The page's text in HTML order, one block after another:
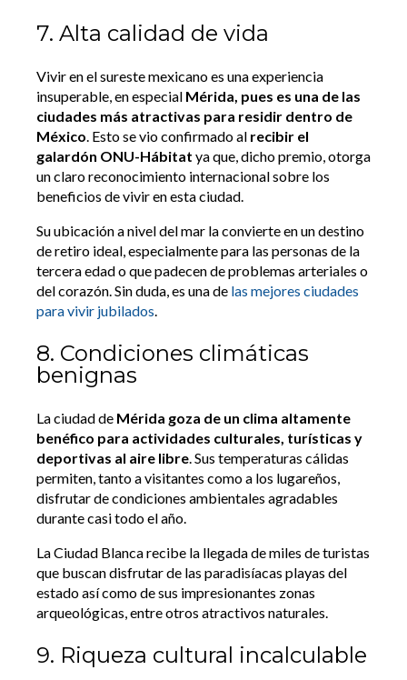
7. Alta calidad de vida
Vivir en el sureste mexicano es una experiencia
insuperable, en especial Mérida, pues es una de las
ciudades más atractivas para residir dentro de
México. Esto se vio confirmado al recibir el
galardón ONU-Hábitat ya que, dicho premio, otorga
un claro reconocimiento internacional sobre los
beneficios de vivir en esta ciudad.
Su ubicación a nivel del mar la convierte en un destino
de retiro ideal, especialmente para las personas de la
tercera edad o que padecen de problemas arteriales o
del corazón. Sin duda, es una de las mejores ciudades
para vivir jubilados.
8. Condiciones climáticas
benignas
La ciudad de Mérida goza de un clima altamente
benéfico para actividades culturales, turísticas y
deportivas al aire libre. Sus temperaturas cálidas
permiten, tanto a visitantes como a los lugareños,
disfrutar de condiciones ambientales agradables
durante casi todo el año.
La Ciudad Blanca recibe la llegada de miles de turistas
que buscan disfrutar de las paradisíacas playas del
estado así como de sus impresionantes zonas
arqueológicas, entre otros atractivos naturales.
9. Riqueza cultural incalculable